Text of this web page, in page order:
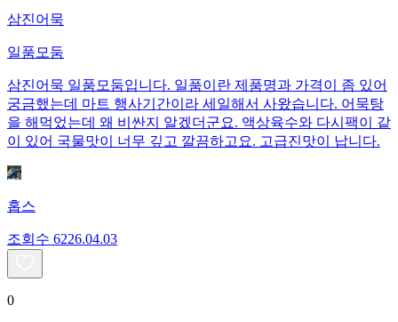
삼진어묵
일품모둠
삼진어묵 일품모둠입니다. 일품이란 제품명과 가격이 좀 있어
궁금했는데 마트 행사기간이라 세일해서 사왔습니다. 어묵탕
을 해먹었는데 왜 비싼지 알겠더군요. 액상육수와 다시팩이 같
이 있어 국물맛이 너무 깊고 깔끔하고요. 고급진맛이 납니다.
홉스
조회수 6226.04.03
0